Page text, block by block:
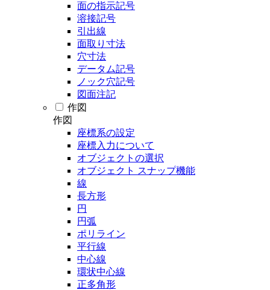
面の指示記号
溶接記号
引出線
面取り寸法
穴寸法
データム記号
ノック穴記号
図面注記
作図
作図
座標系の設定
座標入力について
オブジェクトの選択
オブジェクト スナップ機能
線
長方形
円
円弧
ポリライン
平行線
中心線
環状中心線
正多角形